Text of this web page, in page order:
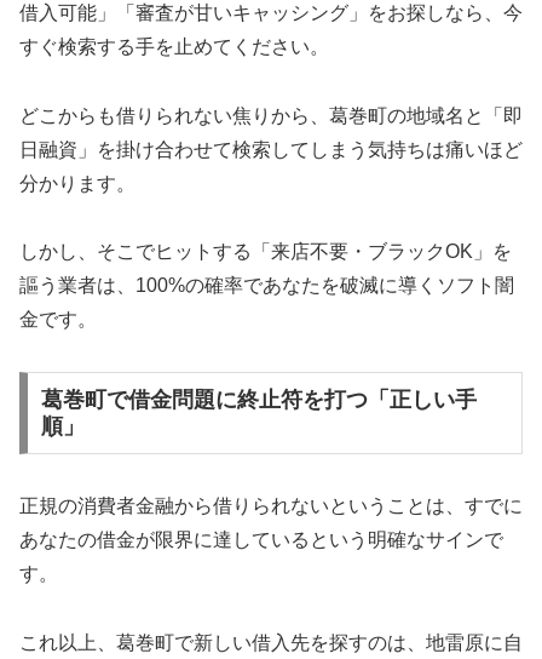
借入可能」「審査が甘いキャッシング」をお探しなら、今
すぐ検索する手を止めてください。
どこからも借りられない焦りから、葛巻町の地域名と「即
日融資」を掛け合わせて検索してしまう気持ちは痛いほど
分かります。
しかし、そこでヒットする「来店不要・ブラックOK」を
謳う業者は、100%の確率であなたを破滅に導くソフト闇
金です。
葛巻町で借金問題に終止符を打つ「正しい手
順」
正規の消費者金融から借りられないということは、すでに
あなたの借金が限界に達しているという明確なサインで
す。
これ以上、葛巻町で新しい借入先を探すのは、地雷原に自